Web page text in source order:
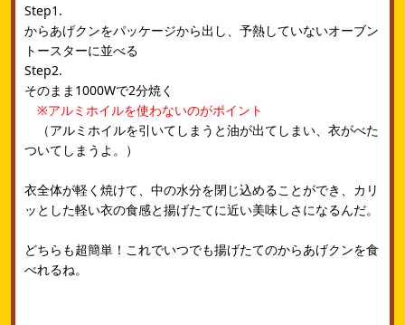
Step1.
からあげクンをパッケージから出し、予熱していないオーブン
トースターに並べる
Step2.
そのまま1000Wで2分焼く
※アルミホイルを使わないのがポイント
（アルミホイルを引いてしまうと油が出てしまい、衣がべた
ついてしまうよ。）
衣全体が軽く焼けて、中の水分を閉じ込めることができ、カリ
ッとした軽い衣の食感と揚げたてに近い美味しさになるんだ。
どちらも超簡単！これでいつでも揚げたてのからあげクンを食
べれるね。